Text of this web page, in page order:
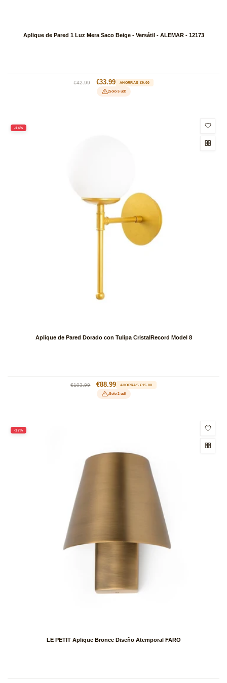
Aplique de Pared 1 Luz Mera Saco Beige - Versátil - ALEMAR - 12173
Precio
habitual
€42.99
Precio
de
oferta
€33.99 AHORRAS €9.00
¡Solo 5 ud!
-14%
Aplique de Pared Dorado con Tulipa CristalRecord Model 8
Precio
€103.99
Precio
de
oferta
€88.99 AHORRAS €15.00
¡Solo 2 ud!
-17%
LE PETIT Aplique Bronce Diseño Atemporal FARO